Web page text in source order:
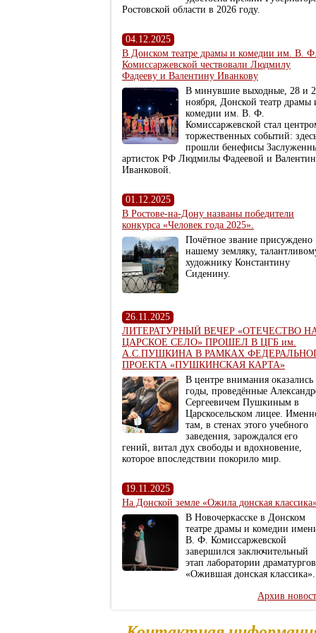
Ростовской области в 2026 году.
04.12.2025
В Донском театре драмы и комедии им. В. Ф.
Комиссаржевской чествовали Людмилу
Фадееву и Валентину Иванкову
В минувшие выходные, 28 и
ноября, Донской театр драмы
комедии им. В. Ф.
Комиссаржевской стал
торжественных событий:
прошли бенефисы
артисток РФ Людмилы Фадеевой и
Иванковой.
01.12.2025
В Ростове-на-Дону названы победители
конкурса «Человек года 2025».
Почётное звание присуждено
нашему земляку,
художнику Константину
Сиденину.
26.11.2025
ЛИТЕРАТУРНЫЙ ВЕЧЕР «ОТЕЧЕСТВО
ЦАРСКОЕ СЕЛО» ПРОШЕЛ В ЦГБ им.
А.С.ПУШКИНА В РАМКАХ
ПРОЕКТА «ПУШКИНСКАЯ КАРТА»
В центре внимания оказались
годы, проведённые
Сергеевичем Пушкиным в
Царскосельском лицее.
там, в стенах этого учебного
заведения, зарождался его
гений, витал дух свободы и вдохновение,
которое впоследствии покорило мир.
19.11.2025
На Донской земле «Ожила донская
В Новочеркасске в Донском
театре драмы и комедии
В. Ф. Комиссаржевской
завершился заключительный
этап лаборатории драматургов
«Ожившая донская классика».
Архив